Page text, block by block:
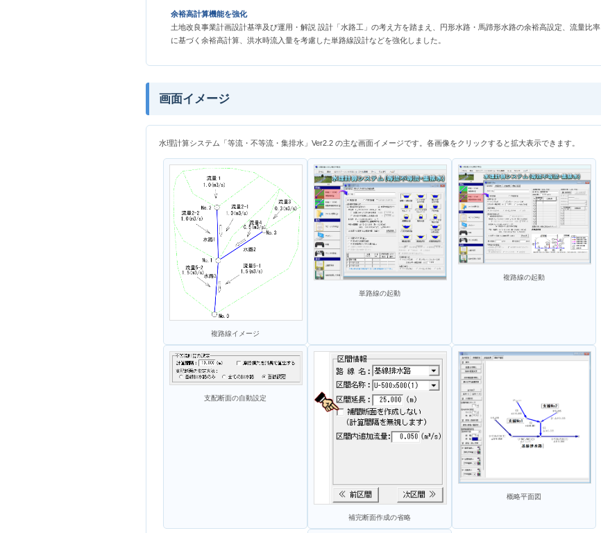
余裕高計算機能を強化
土地改良事業計画設計基準及び運用・解説 設計「水路工」の考え方を踏まえ、円形水路・馬蹄形水路の余裕高設定、流量比率
に基づく余裕高計算、洪水時流入量を考慮した単路線設計などを強化しました。
画面イメージ
水理計算システム「等流・不等流・集排水」Ver2.2 の主な画面イメージです。各画像をクリックすると拡大表示できます。
複路線イメージ
単路線の起動
複路線の起動
支配断面の自動設定
補完断面作成の省略
概略平面図